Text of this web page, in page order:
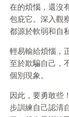
在的煩惱，還沒
包庇它。深入觀
都源於軟弱和
輕易輸給煩惱，
至於欺騙自己，
個別現象。
因此，要勇敢些
步訓練自己認清